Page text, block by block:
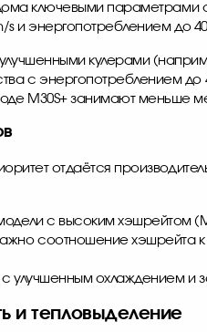
ключевыми параметрами
и энергопотреблением до
кулерами
с энергопотреблением
M30S+ занимают меньше
отдаётся
с высоким хэшрейтом
соотношение хэшрейта
улучшенным охлаждением и
и тепловыделение